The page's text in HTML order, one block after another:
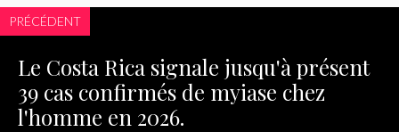
PRÉCÉDENT
Le Costa Rica signale jusqu'à présent
39 cas confirmés de myiase chez
l'homme en 2026.